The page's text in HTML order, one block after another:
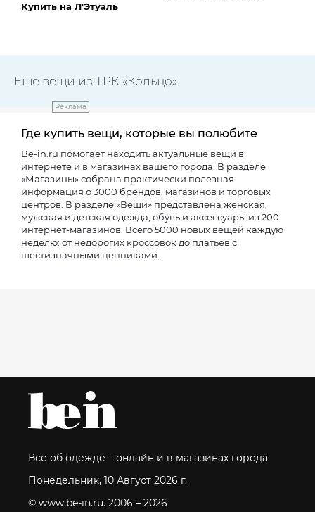
Купить на Л'Этуаль
Ещё вещи из ТРК «Кольцо»
Реклама
Где купить вещи, которые вы полюбите
Be-in.ru помогает находить актуальные вещи в
интернете и в магазинах вашего города. В разделе
«Магазины» собрана практически полезная
информация о 3000 брендов, магазинов и торговых
центров. В разделе «Вещи» представлена женская,
мужская и детская одежда, обувь и аксессуары из 200
интернет-магазинов. Всего 5000 новых вещей каждую
неделю: от недорогих кроссовок до платьев с
шестизначными ценниками.
Все об одежде – онлайн и в магазинах города
Понедельник, 10 Август 2026 г.
© www.be-in.ru. 2006 – 2026